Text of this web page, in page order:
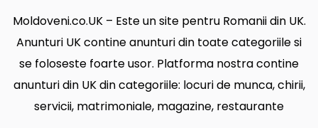
Moldoveni.co.UK – Este un site pentru Romanii din UK.
Anunturi UK contine anunturi din toate categoriile si
se foloseste foarte usor. Platforma nostra contine
anunturi din UK din categoriile: locuri de munca, chirii,
servicii, matrimoniale, magazine, restaurante